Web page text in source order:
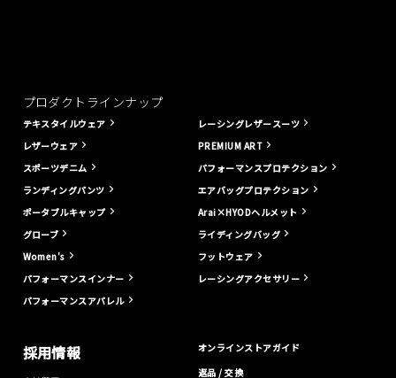
プロダクトラインナップ
テキスタイルウェア
レザーウェア
スポーツデニム
ランディングパンツ
ポータブルキャップ
グローブ
Women's
パフォーマンスインナー
パフォーマンスアパレル
レーシングレザースーツ
PREMIUM ART
パフォーマンスプロテクション
エアバッグプロテクション
Arai×HYODヘルメット
ライディングバッグ
フットウェア
レーシングアクセサリー
採用情報
オンラインストアガイド
返品 / 交換